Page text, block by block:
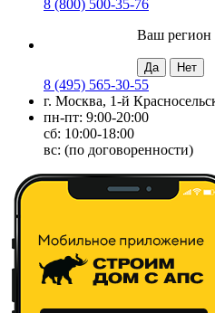
8 (800) 500-35-76
Ваш регион
8 (495) 565-30-55
г. Москва, 1-й
пн-пт: 9:00-20:00
сб: 10:00-18:00
вс: (по договоренности)